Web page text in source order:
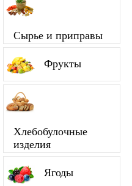
Сырье и приправы
Фрукты
Хлебобулочные
изделия
Ягоды